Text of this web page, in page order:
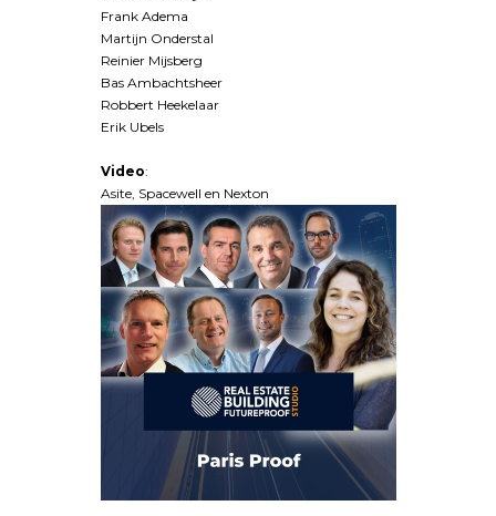
Frank Adema
Martijn Onderstal
Reinier Mijsberg
Bas Ambachtsheer
Robbert Heekelaar
Erik Ubels
Video:
Asite, Spacewell en Nexton